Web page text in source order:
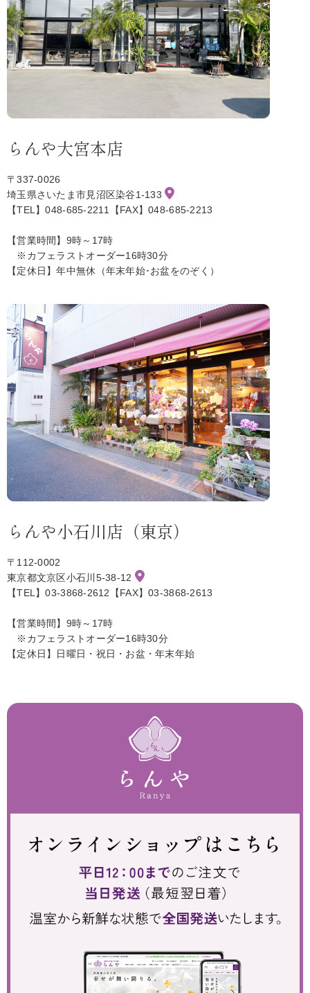
らんや大宮本店
〒337-0026
埼玉県さいたま市見沼区染谷1-133
【TEL】048-685-2211【FAX】048-685-2213
【営業時間】9時～17時
※カフェラストオーダー16時30分
【定休日】年中無休（年末年始･お盆をのぞく）
らんや小石川店（東京）
〒112-0002
東京都文京区小石川5-38-12
【TEL】03-3868-2612【FAX】03-3868-2613
【営業時間】9時～17時
※カフェラストオーダー16時30分
【定休日】日曜日・祝日・お盆・年末年始